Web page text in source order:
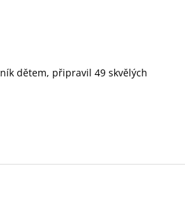
dětem, připravil 49 skvělých